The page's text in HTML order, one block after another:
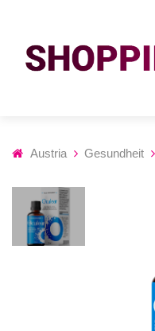
Austria Gesundheit